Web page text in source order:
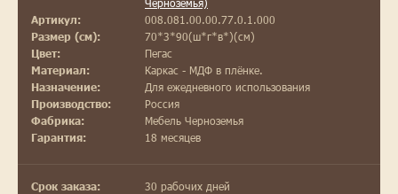
Артикул: 008.081.00.00.77.0.1.000
Размер (см): 70*3*90(ш*г*в*)(см)
Цвет: Пегас
Материал: Каркас - МДФ в плёнке.
Назначение: Для ежедневного использования
Производство: Россия
Фабрика: Мебель Черноземья
Гарантия: 18 месяцев
Срок заказа: 30 рабочих дней